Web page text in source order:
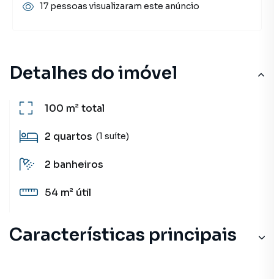
Detalhes do imóvel
100 m²total
2 quartos (1 suíte)
2 banheiros
54 m² útil
Características principais
17 pessoas visualizaram este anúncio